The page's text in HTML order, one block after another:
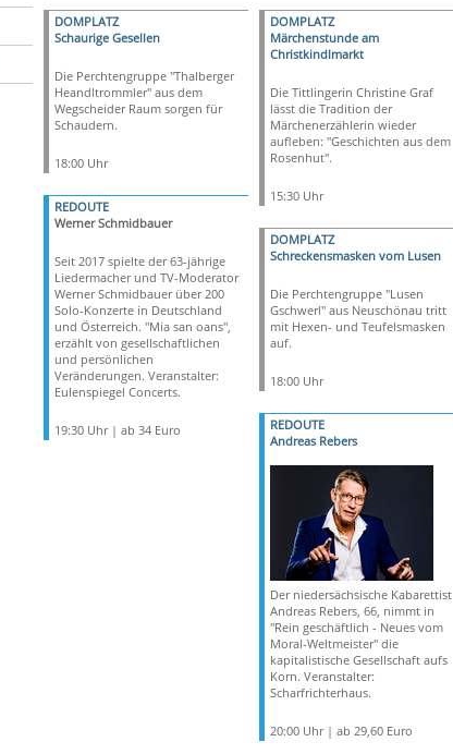
DOMPLATZ
Schaurige Gesellen
Die Perchtengruppe "Thalberger
Heandltrommler" aus dem
Wegscheider Raum sorgen für
Schaudern.
18:00 Uhr
REDOUTE
Werner Schmidbauer
Seit 2017 spielte der 63-jährige
Liedermacher und TV-Moderator
Werner Schmidbauer über 200
Solo-Konzerte in Deutschland
und Österreich. "Mia san oans",
erzählt von gesellschaftlichen
und persönlichen
Veränderungen. Veranstalter:
Eulenspiegel Concerts.
19:30 Uhr | ab 34 Euro
DOMPLATZ
Märchenstunde am
Christkindlmarkt
Die Tittlingerin Christine Graf
lässt die Tradition der
Märchenerzählerin wieder
aufleben: "Geschichten aus dem
Rosenhut".
15:30 Uhr
DOMPLATZ
Schreckensmasken vom Lusen
Die Perchtengruppe "Lusen
Gschwerl" aus Neuschönau tritt
mit Hexen- und Teufelsmasken
auf.
18:00 Uhr
REDOUTE
Andreas Rebers
Der niedersächsische Kabarettist
Andreas Rebers, 66, nimmt in
"Rein geschäftlich - Neues vom
Moral-Weltmeister" die
kapitalistische Gesellschaft aufs
Korn. Veranstalter:
Scharfrichterhaus.
20:00 Uhr | ab 29,60 Euro